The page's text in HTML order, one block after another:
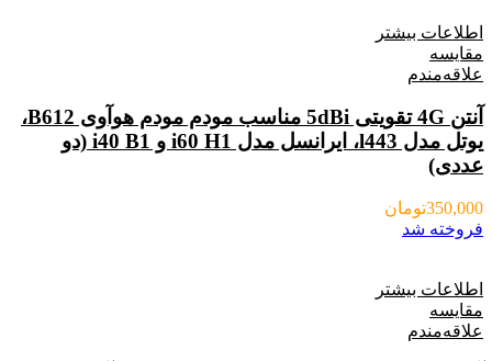
اطلاعات بیشتر
مقایسه
علاقه‌مندم
آنتن 4G تقویتی 5dBi مناسب مودم مودم هوآوی B612،
یوتل مدل l443، ایرانسل مدل i60 H1 و i40 B1 (دو
عددی)
350,000تومان
فروخته شد
اطلاعات بیشتر
مقایسه
علاقه‌مندم